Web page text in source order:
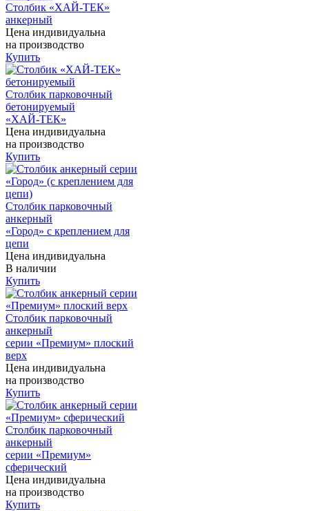
Столбик «ХАЙ-ТЕК»
анкерный
Цена индивидуальна
на производство
Купить
Столбик парковочный
бетонируемый
«ХАЙ-ТЕК»
Цена индивидуальна
на производство
Купить
Столбик парковочный
анкерный
«Город» с креплением для
цепи
Цена индивидуальна
В наличии
Купить
Столбик парковочный
анкерный
серии «Премиум» плоский
верх
Цена индивидуальна
на производство
Купить
Столбик парковочный
анкерный
серии «Премиум»
сферический
Цена индивидуальна
на производство
Купить